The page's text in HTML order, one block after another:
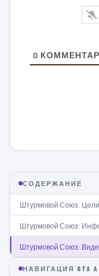
0
СОДЕРЖАНИЕ
Штурмовой Союз:
Штурмовой Союз:
Штурмовой Союз:
НАВИГАЦИЯ GTA